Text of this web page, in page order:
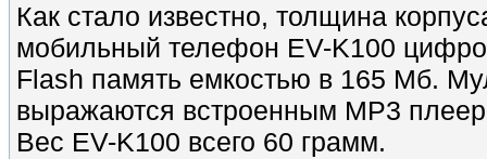
Как стало известно, толщина
мобильный телефон EV-K100
Flash память емкостью в 165 Мб.
выражаются встроенным MP3
Вес EV-K100 всего 60 грамм.